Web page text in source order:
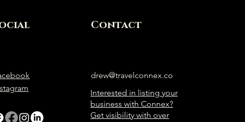
Contact
drew@travelconnex.co
Interested in listing your
business with Connex?
Get visibility with over